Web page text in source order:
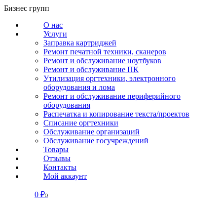
Перейти
содержанию
Бизнес групп
О нас
Услуги
Заправка картриджей
Ремонт печатной техники, сканеров
Ремонт и обслуживание ноутбуков
Ремонт и обслуживание ПК
Утилизация оргтехники, электронного
оборудования и лома
Ремонт и обслуживание периферийного
оборудования
Распечатка и копирование текста/проектов
Списание оргтехники
Обслуживание организаций
Обслуживание госучреждений
Товары
Отзывы
Контакты
Мой аккаунт
0 ₽0
СВЯЗАТЬСЯ